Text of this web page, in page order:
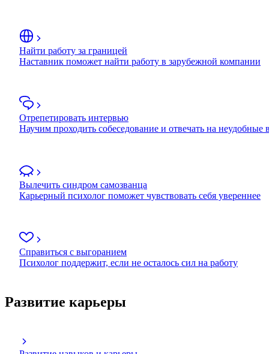
Найти работу за границей
Наставник поможет найти работу в зарубежной компании
Отрепетировать интервью
Научим проходить собеседование и отвечать на неудобные
Вылечить синдром самозванца
Карьерный психолог поможет чувствовать себя увереннее
Справиться с выгоранием
Психолог поддержит, если не осталось сил на работу
Развитие карьеры